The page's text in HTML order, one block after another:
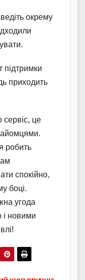
окрему
підтримки
приходить
це
робить
спокійно,
боці.
угода
і новими